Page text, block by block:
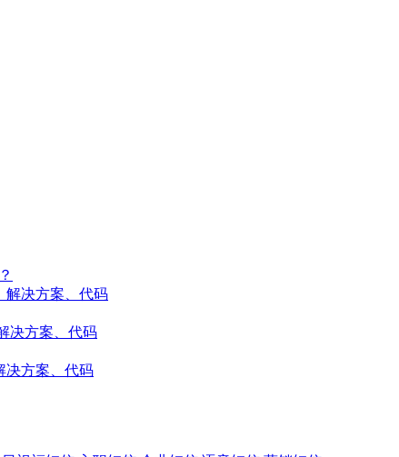
解决方案、代码
决方案、代码
决方案、代码